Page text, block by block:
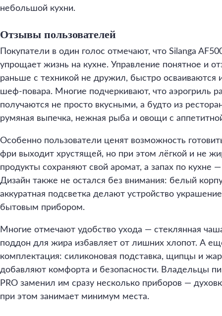
небольшой кухни.
Отзывы пользователей
Покупатели в один голос отмечают, что Silanga
упрощает жизнь на кухне. Управление понятное и
раньше с техникой не дружил, быстро осваиваются
шеф-повара. Многие подчеркивают, что аэрогриль
получаются не просто вкусными, а будто из
румяная выпечка, нежная рыба и овощи с
Особенно пользователи ценят возможность
фри выходит хрустящей, но при этом лёгкой и не
продукты сохраняют свой аромат, а запах по кухне
Дизайн также не остался без внимания: белый
аккуратная подсветка делают устройство
бытовым прибором.
Многие отмечают удобство ухода — стеклянная
поддон для жира избавляет от лишних хлопот. А
комплектация: силиконовая подставка, щипцы и
добавляют комфорта и безопасности. Владельцы
PRO заменил им сразу несколько приборов —
при этом занимает минимум места.